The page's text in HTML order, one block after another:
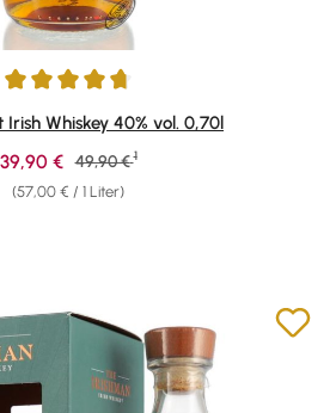
von 4.78 von 5 Sternen
Irish Whiskey 40% vol. 0,70l
(57,00 € / 1 Liter)
Verkaufspreis:
39,90 € Regulärer Preis:
49,90 € 1